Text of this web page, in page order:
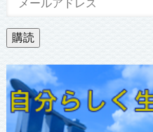
ル
ア
ド
レ
ス
購読